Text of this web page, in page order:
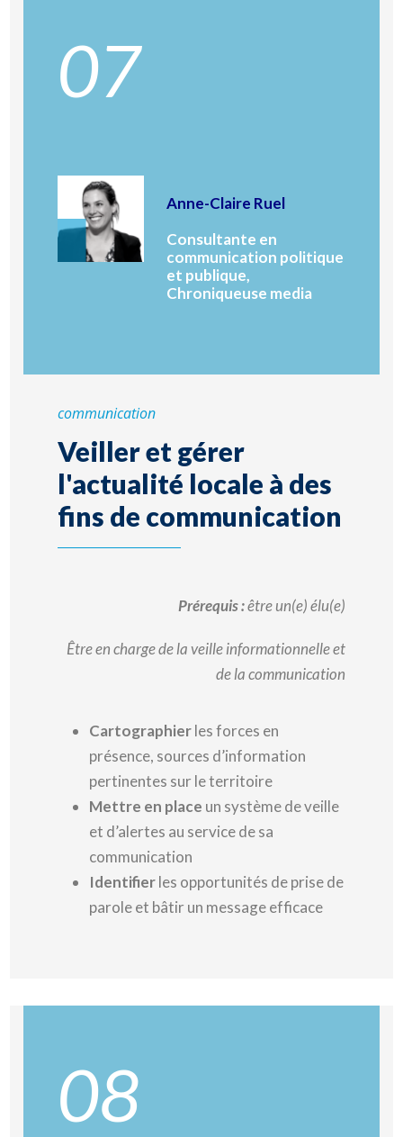
07
Anne-Claire Ruel
Consultante en
communication politique
et publique,
Chroniqueuse media
communication
Veiller et gérer
l'actualité locale à des
fins de communication
Prérequis :être un(e) élu(e)
Être en charge de la veille informationnelle et
de la communication
Cartographierles forces en
présence, sources d’information
pertinentes sur le territoire
Mettre en place un système de veille
et d’alertes au service de sa
communication
Identifierles opportunités de prise de
parole et bâtir un message efficace
08